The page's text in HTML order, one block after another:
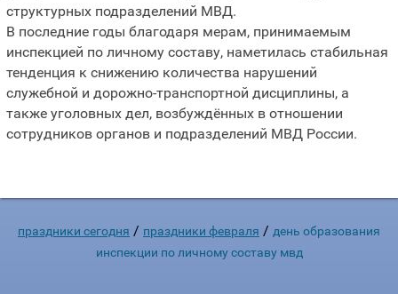
структурных подразделений МВД.
В последние годы благодаря мерам, принимаемым
инспекцией по личному составу, наметилась стабильная
тенденция к снижению количества нарушений
служебной и дорожно-транспортной дисциплины, а
также уголовных дел, возбуждённых в отношении
сотрудников органов и подразделений МВД России.
праздники сегодня / праздники февраля / день образования
инспекции по личному составу мвд